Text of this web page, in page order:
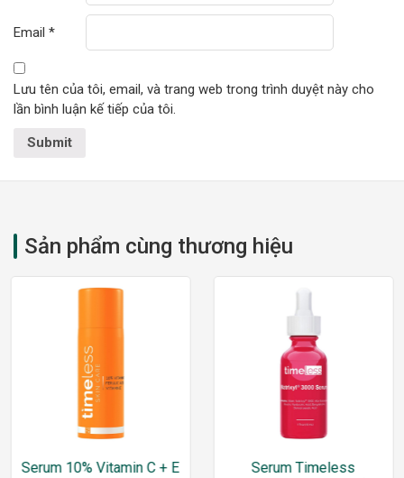
Email *
Lưu tên của tôi, email, và trang web trong trình duyệt này cho
lần bình luận kế tiếp của tôi.
Sản phẩm cùng thương hiệu
Serum 10% Vitamin C + E
Serum Timeless